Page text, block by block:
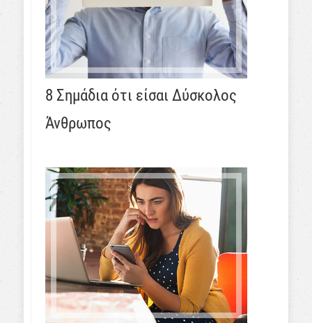
8 Σημάδια ότι είσαι Δύσκολος
Άνθρωπος